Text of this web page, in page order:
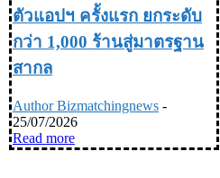
ตัวแอปฯ ครั้งแรก ยกระดับ
กว่า 1,000 ร้านสู่มาตรฐาน
สากล
Author Bizmatchingnews -
25/07/2026
Read more